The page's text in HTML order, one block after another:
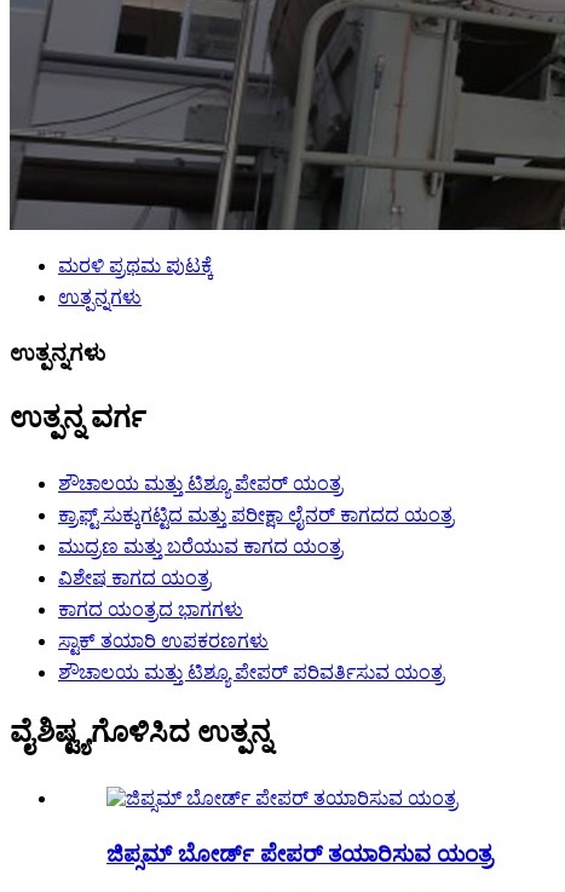
ಮರಳಿ ಪ್ರಥಮ ಪುಟಕ್ಕೆ
ಉತ್ಪನ್ನಗಳು
ಉತ್ಪನ್ನಗಳು
ಉತ್ಪನ್ನ ವರ್ಗ
ಶೌಚಾಲಯ ಮತ್ತು ಟಿಶ್ಯೂ ಪೇಪರ್ ಯಂತ್ರ
ಕ್ರಾಫ್ಟ್ ಸುಕ್ಕುಗಟ್ಟಿದ ಮತ್ತು ಪರೀಕ್ಷಾ ಲೈನರ್ ಕಾಗದದ ಯಂತ್ರ
ಮುದ್ರಣ ಮತ್ತು ಬರೆಯುವ ಕಾಗದ ಯಂತ್ರ
ವಿಶೇಷ ಕಾಗದ ಯಂತ್ರ
ಕಾಗದ ಯಂತ್ರದ ಭಾಗಗಳು
ಸ್ಟಾಕ್ ತಯಾರಿ ಉಪಕರಣಗಳು
ಶೌಚಾಲಯ ಮತ್ತು ಟಿಶ್ಯೂ ಪೇಪರ್ ಪರಿವರ್ತಿಸುವ ಯಂತ್ರ
ವೈಶಿಷ್ಟ್ಯಗೊಳಿಸಿದ ಉತ್ಪನ್ನ
ಜಿಪ್ಸಮ್ ಬೋರ್ಡ್ ಪೇಪರ್ ತಯಾರಿಸುವ ಯಂತ್ರ